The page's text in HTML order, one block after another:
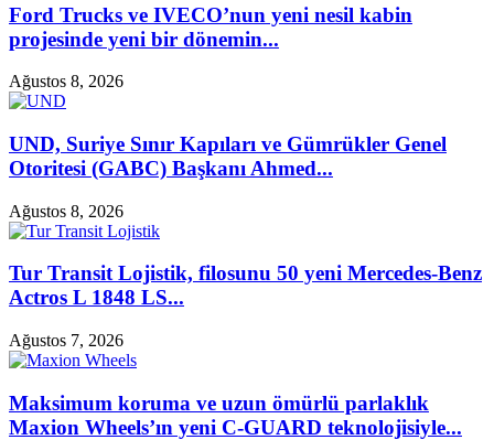
Ford Trucks ve IVECO’nun yeni nesil kabin
projesinde yeni bir dönemin...
Ağustos 8, 2026
UND, Suriye Sınır Kapıları ve Gümrükler Genel
Otoritesi (GABC) Başkanı Ahmed...
Ağustos 8, 2026
Tur Transit Lojistik, filosunu 50 yeni Mercedes-Benz
Actros L 1848 LS...
Ağustos 7, 2026
Maksimum koruma ve uzun ömürlü parlaklık
Maxion Wheels’ın yeni C-GUARD teknolojisiyle...